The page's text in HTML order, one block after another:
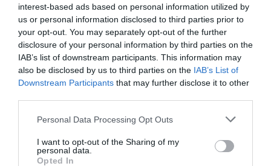
interest-based ads based on personal information utilized by
us or personal information disclosed to third parties prior to
your opt-out. You may separately opt-out of the further
disclosure of your personal information by third parties on the
IAB’s list of downstream participants. This information may
also be disclosed by us to third parties on the IAB’s List of
Downstream Participants that may further disclose it to other
Personal Data Processing Opt Outs
I want to opt-out of the Sharing of my
personal data.
Opted In
més de 5.000 comandes diàries, afectava
inicialment 161 treballadors. D'aquests, 159 de
l'àrea de comandes i els dos restants d'oficines.
Finalment, hi ha hagut algunes baixes voluntàries
i el tancament de la planta afecta 154
treballadors.
VIA Empresa com a font preferida de
Google de forma gratuïta
Estigues informat amb les últimes notícies d'actualitat
ACTIVAR ARA